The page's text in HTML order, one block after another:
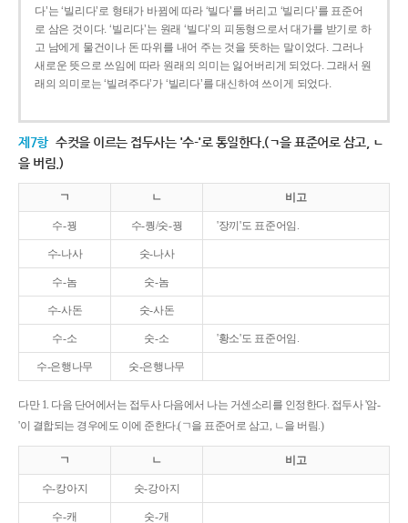
다’는 ‘빌리다’로 형태가 바뀜에 따라 ‘빌다’를 버리고 ‘빌리다’를 표준어
로 삼은 것이다. ‘빌리다’는 원래 ‘빌다’의 피동형으로서 대가를 받기로 하
고 남에게 물건이나 돈 따위를 내어 주는 것을 뜻하는 말이었다. 그러나
새로운 뜻으로 쓰임에 따라 원래의 의미는 잃어버리게 되었다. 그래서 원
래의 의미로는 ‘빌려주다’가 ‘빌리다’를 대신하여 쓰이게 되었다.
제7항 수컷을 이르는 접두사는 '수-'로 통일한다.(ㄱ을 표준어로 삼고, ㄴ
을 버림.)
ㄱ ㄴ 비고
수-꿩 수-퀑/숫-꿩 '장끼'도 표준어임.
수-나사 숫-나사
수-놈 숫-놈
수-사돈 숫-사돈
수-소 숫-소 '황소'도 표준어임.
수-은행나무 숫-은행나무
다만 1. 다음 단어에서는 접두사 다음에서 나는 거센소리를 인정한다. 접두사 '암-
'이 결합되는 경우에도 이에 준한다.(ㄱ을 표준어로 삼고, ㄴ을 버림.)
ㄱ ㄴ 비고
수-캉아지 숫-강아지
수-캐 숫-개